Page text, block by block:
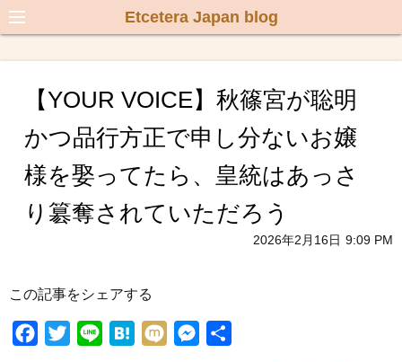
Etcetera Japan blog
【YOUR VOICE】秋篠宮が聡明
かつ品行方正で申し分ないお嬢
様を娶ってたら、皇統はあっさ
り簒奪されていただろう
2026年2月16日 9:09 PM
この記事をシェアする
H
M